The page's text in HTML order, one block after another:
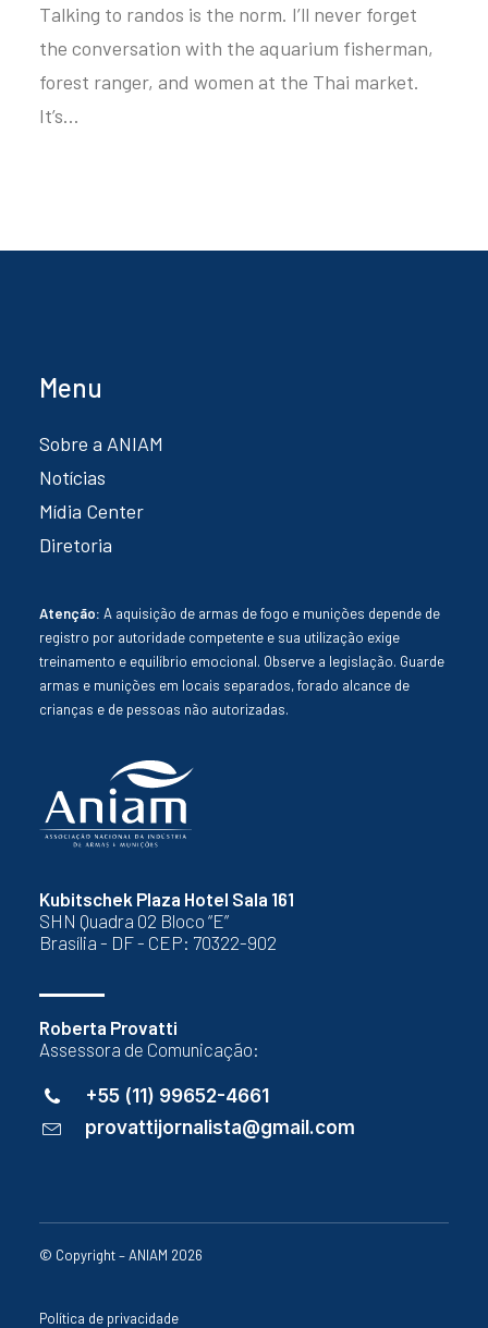
Talking to randos is the norm. I’ll never forget
the conversation with the aquarium fisherman,
forest ranger, and women at the Thai market.
It’s…
Kubitschek Plaza Hotel Sala 161
SHN Quadra 02 Bloco “E”
Brasília - DF - CEP: 70322-902
Roberta Provatti
Assessora de Comunicação:
+55 (11) 99652-4661
provattijornalista@gmail.com
Menu
Sobre a ANIAM
Notícias
Mídia Center
Diretoria
Atenção: A aquisição de armas de fogo e munições depende de
registro por autoridade competente e sua utilização exige
treinamento e equilíbrio emocional. Observe a legislação. Guarde
armas e munições em locais separados, forado alcance de
crianças e de pessoas não autorizadas.
© Copyright – ANIAM 2026
Política de privacidade